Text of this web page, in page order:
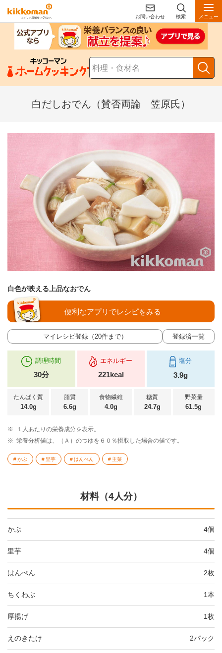
お問い合わせ 検索 メニュー
白だしおでん（賛否両論 笠原氏）
白色が映える上品なおでん
マイレシピ登録（20件まで） 登録済一覧
便利なアプリでレシピをみる
調理時間
30分
エネルギー
221kcal
塩分
3.9g
たんぱく質
14.0g
脂質
6.6g
食物繊維
4.0g
糖質
24.7g
野菜量
61.5g
※
１人あたりの栄養成分を表示。
※ 栄養分析値は、（Ａ）のつゆを６０％摂取した場合の値です。
かぶ 里芋 はんぺん 主菜
材料（4人分）
かぶ 4個
里芋 4個
はんぺん 2枚
ちくわぶ 1本
厚揚げ 1枚
えのきたけ 2パック